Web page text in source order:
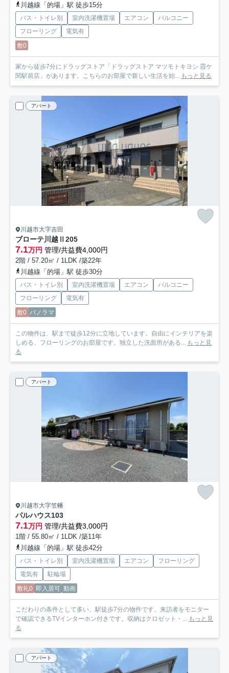
川越線「的場」駅 徒歩15分
バス・トイレ別 室内洗濯機置場 エアコン
バルコニー
フローリング
電気有
敷0
家から徒歩7分にドラッグストア「ドラッグストア マツモトキヨシ 霞ケ
関駅前店」があります。こちらのお部屋で新しい生活を始...
もっと見る
アパート
川越市大字吉田
ブローテ川越Ⅱ 205
7.1万円 管理/共益費4,000円
2階 / 57.20㎡ / 1LDK /築22年
川越線「的場」駅 徒歩30分
バス・トイレ別 室内洗濯機置場 エアコン
バルコニー
フローリング
電気有
敷0 パノラマ
この物件は、駅まで徒歩12分に立地しています。自由にインテリアを楽
しめる、フローリングのお部屋です。独立した洗面所がある... もっと見
る
アパート
川越市大字笠幡
パルハウス103
7.1万円 管理/共益費3,000円
1階 / 55.80㎡ / 1LDK /築11年
川越線「的場」駅 徒歩42分
バス・トイレ別 室内洗濯機置場 エアコン
フローリング
電気有
駐輪場
敷礼0 即入居可 動画
こだわりの条件として多い、駅徒歩7分の物件です。来訪者をモニター
で確認できるTVインターホン付きです。収納はクロゼット・... もっと見
る
アパート